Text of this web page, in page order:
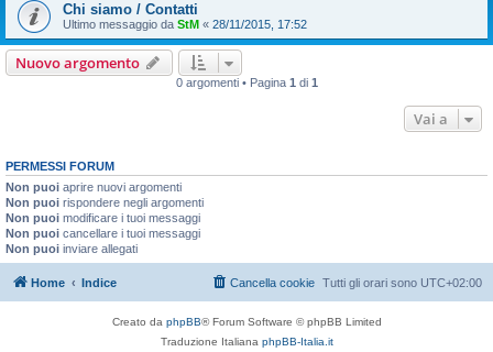
Chi siamo / Contatti
Ultimo messaggio da StM « 28/11/2015, 17:52
Nuovo argomento
0 argomenti • Pagina 1 di 1
Vai a
PERMESSI FORUM
Non puoi aprire nuovi argomenti
Non puoi rispondere negli argomenti
Non puoi modificare i tuoi messaggi
Non puoi cancellare i tuoi messaggi
Non puoi inviare allegati
Home Indice Tutti gli orari sono UTC+02:00
Cancella cookie
Creato da phpBB® Forum Software © phpBB Limited
Traduzione Italiana phpBB-Italia.it